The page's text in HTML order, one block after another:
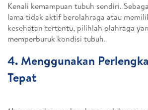
Kenali kemampuan tubuh sendiri.
lama tidak aktif berolahraga atau
kesehatan tertentu, pilihlah olahraga
memperburuk kondisi tubuh.
4. Menggunakan
Tepat